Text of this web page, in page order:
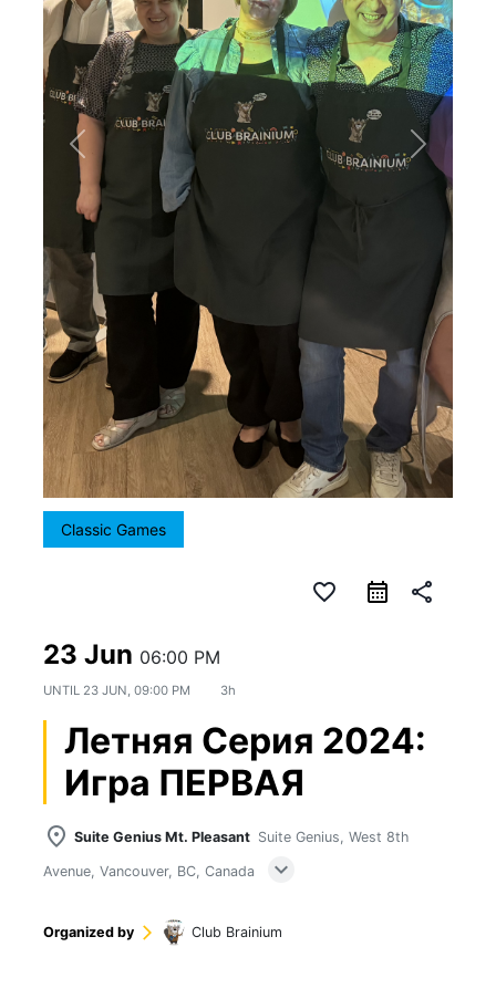
Classic Games
favorite_border calendar_month share
23 Jun 06:00 PM
UNTIL 23 JUN, 09:00 PM 3h
Летняя Серия 2024:
Игра ПЕРВАЯ
place Suite Genius Mt. Pleasant Suite Genius, West 8th
Avenue, Vancouver, BC, Canada expand_more
Organized by arrow_forward_ios Club Brainium